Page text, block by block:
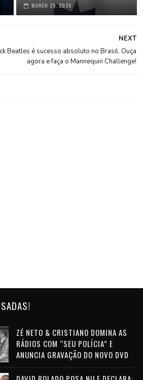
MARCH 25, 2026
NEXT
Beatles é sucesso absoluto no Brasil. Ouça
agora e faça o Mannequin Challenge!
ZÉ NETO & CRISTIANO DOMINA AS
RÁDIOS COM “SEU POLÍCIA” E
ANUNCIA GRAVAÇÃO DO NOVO DVD